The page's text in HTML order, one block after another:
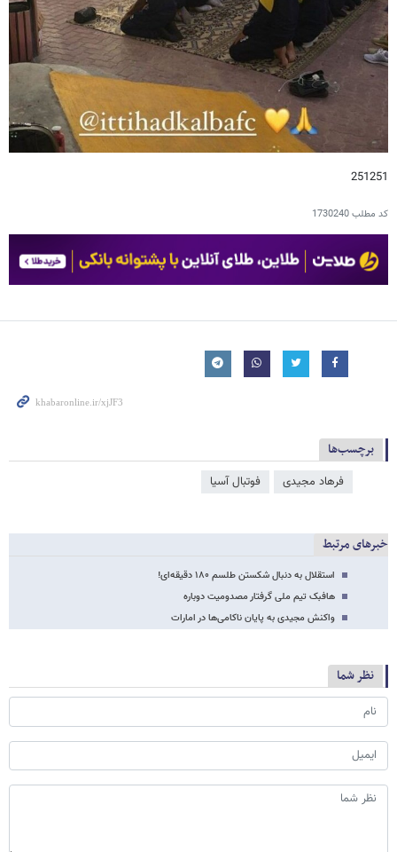
251251
کد مطلب1730240
برچسب‌ها
فرهاد مجیدی فوتبال آسیا
خبرهای مرتبط
استقلال به دنبال شکستن طلسم ۱۸۰ دقیقه‌ای!
هافبک تیم ملی گرفتار مصدومیت دوباره
واکنش مجیدی به پایان ناکامی‌ها در امارات
نظر شما